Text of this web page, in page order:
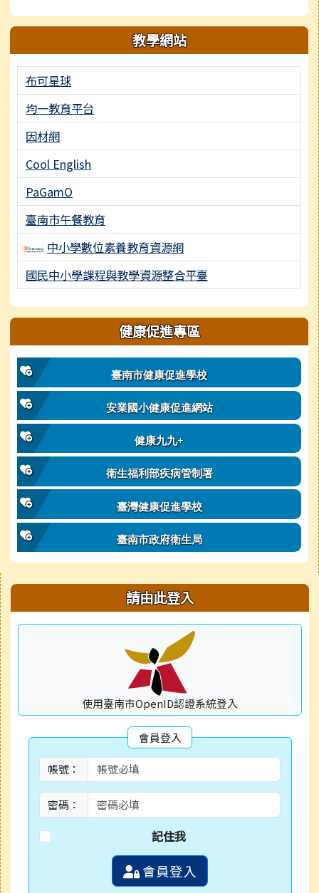
教學網站
布可星球
均一教育平台
因材網
Cool English
PaGamO
臺南市午餐教育
中小學數位素養教育資源網
國民中小學課程與教學資源整合平臺
健康促進專區
臺南市健康促進學校
安業國小健康促進網站
健康九九+
衛生福利部疾病管制署
臺灣健康促進學校
臺南市政府衛生局
右邊區域內容 請由此登入
使用臺南市OpenID認證系統登入
會員登入
帳號：
密碼：
記住我
會員登入